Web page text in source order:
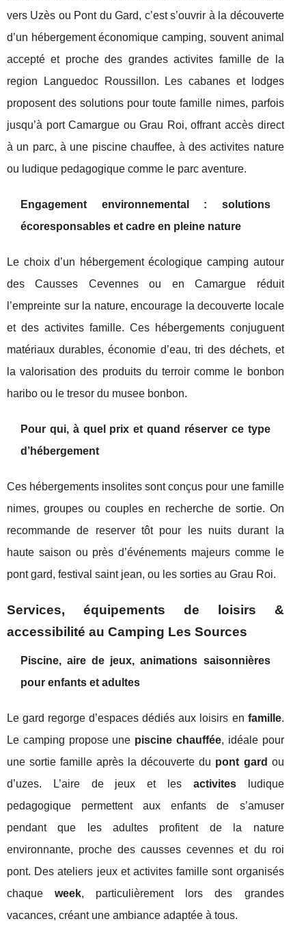
vers Uzès ou Pont du Gard, c’est s’ouvrir à la découverte
d’un hébergement économique camping, souvent animal
accepté et proche des grandes activites famille de la
region Languedoc Roussillon. Les cabanes et lodges
proposent des solutions pour toute famille nimes, parfois
jusqu’à port Camargue ou Grau Roi, offrant accès direct
à un parc, à une piscine chauffee, à des activites nature
ou ludique pedagogique comme le parc aventure.
Engagement environnemental : solutions
écoresponsables et cadre en pleine nature
Le choix d’un hébergement écologique camping autour
des Causses Cevennes ou en Camargue réduit
l’empreinte sur la nature, encourage la decouverte locale
et des activites famille. Ces hébergements conjuguent
matériaux durables, économie d’eau, tri des déchets, et
la valorisation des produits du terroir comme le bonbon
haribo ou le tresor du musee bonbon.
Pour qui, à quel prix et quand réserver ce type
d’hébergement
Ces hébergements insolites sont conçus pour une famille
nimes, groupes ou couples en recherche de sortie. On
recommande de reserver tôt pour les nuits durant la
haute saison ou près d’événements majeurs comme le
pont gard, festival saint jean, ou les sorties au Grau Roi.
Services, équipements de loisirs &
accessibilité au Camping Les Sources
Piscine, aire de jeux, animations saisonnières
pour enfants et adultes
Le gard regorge d’espaces dédiés aux loisirs en famille.
Le camping propose une piscine chauffée, idéale pour
une sortie famille après la découverte du pont gard ou
d’uzes. L’aire de jeux et les activitesludique
pedagogique permettent aux enfants de s’amuser
pendant que les adultes profitent de la nature
environnante, proche des causses cevennes et du roi
pont. Des ateliers jeux et activites famille sont organisés
chaqueweek, particulièrement lors des grandes
vacances, créant une ambiance adaptée à tous.